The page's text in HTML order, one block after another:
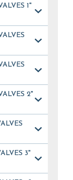
1"
2"
3"